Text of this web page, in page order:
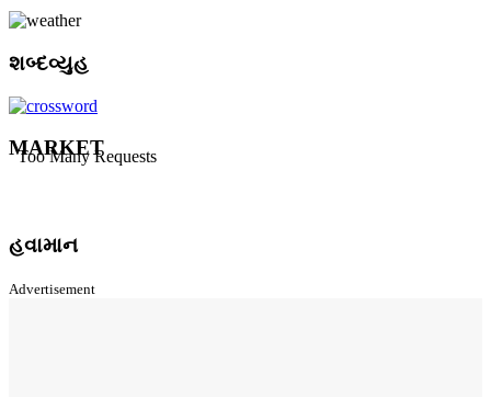
શબ્દવ્યુહ
MARKET
હવામાન
Advertisement